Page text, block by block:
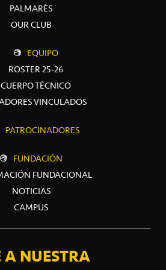
PALMARÉS
OUR CLUB
EQUIPO
ROSTER 25-26
CUERPO TÉCNICO
VINCULADOS
PATROCINADORES
FUNDACIÓN
FUNDACIONAL
NOTICIAS
CAMPUS
A NUESTRA